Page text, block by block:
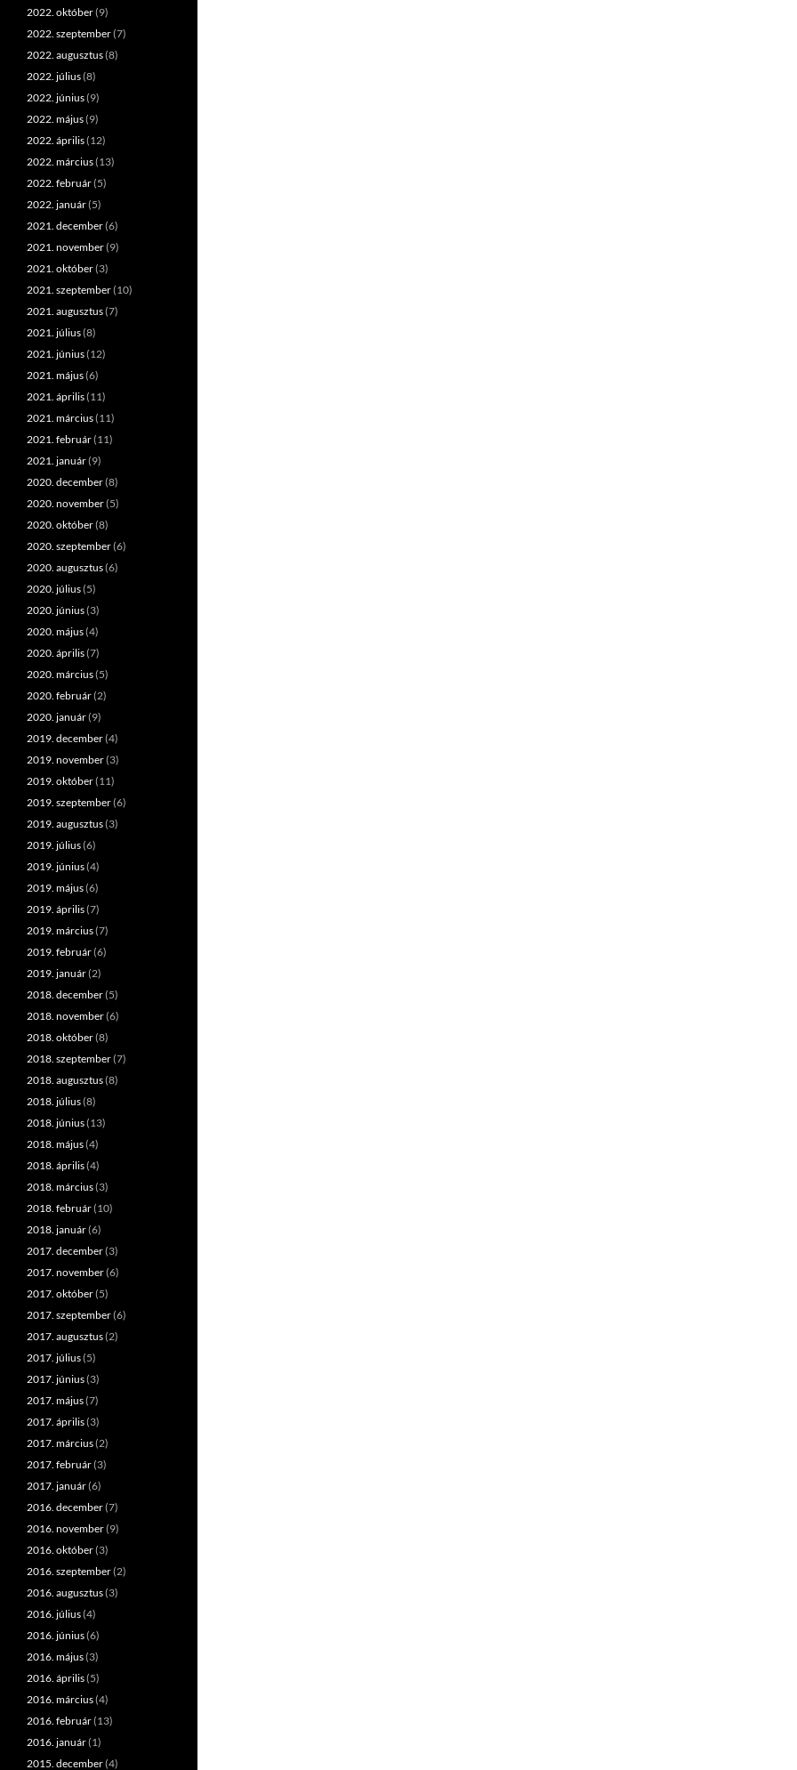
2022. október(9)
2022. szeptember(7)
2022. augusztus(8)
2022. július(8)
2022. június(9)
2022. május(9)
2022. április(12)
2022. március(13)
2022. február(5)
2022. január(5)
2021. december(6)
2021. november(9)
2021. október(3)
2021. szeptember(10)
2021. augusztus(7)
2021. július(8)
2021. június(12)
2021. május(6)
2021. április(11)
2021. március(11)
2021. február(11)
2021. január(9)
2020. december(8)
2020. november(5)
2020. október(8)
2020. szeptember(6)
2020. augusztus(6)
2020. július(5)
2020. június(3)
2020. május(4)
2020. április(7)
2020. március(5)
2020. február(2)
2020. január(9)
2019. december(4)
2019. november(3)
2019. október(11)
2019. szeptember(6)
2019. augusztus(3)
2019. július(6)
2019. június(4)
2019. május(6)
2019. április(7)
2019. március(7)
2019. február(6)
2019. január(2)
2018. december(5)
2018. november(6)
2018. október(8)
2018. szeptember(7)
2018. augusztus(8)
2018. július(8)
2018. június(13)
2018. május(4)
2018. április(4)
2018. március(3)
2018. február(10)
2018. január(6)
2017. december(3)
2017. november(6)
2017. október(5)
2017. szeptember(6)
2017. augusztus(2)
2017. július(5)
2017. június(3)
2017. május(7)
2017. április(3)
2017. március(2)
2017. február(3)
2017. január(6)
2016. december(7)
2016. november(9)
2016. október(3)
2016. szeptember(2)
2016. augusztus(3)
2016. július(4)
2016. június(6)
2016. május(3)
2016. április(5)
2016. március(4)
2016. február(13)
2016. január(1)
2015. december(4)